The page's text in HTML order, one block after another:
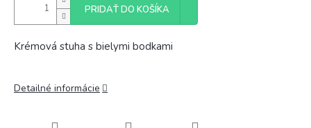
PRIDAŤ DO KOŠÍKA
Krémová stuha s bielymi bodkami
Detailné informácie